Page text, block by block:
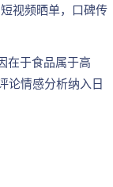
视频晒单，口碑传
在于食品属于高
论情感分析纳入日